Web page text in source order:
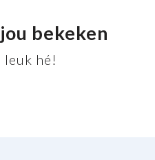
bekeken
leuk hé!